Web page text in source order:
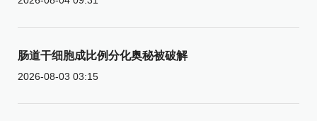
肠道干细胞成比例分化奥秘被破解
2026-08-03 03:15